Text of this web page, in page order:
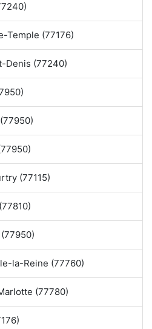
Temple (77176)
Denis (77240)
(77115)
la-Reine (77760)
(77780)